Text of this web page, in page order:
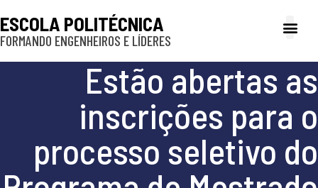
ESCOLA POLITÉCNICA
FORMANDO ENGENHEIROS E LÍDERES
Estão abertas as
inscrições para o
processo seletivo do